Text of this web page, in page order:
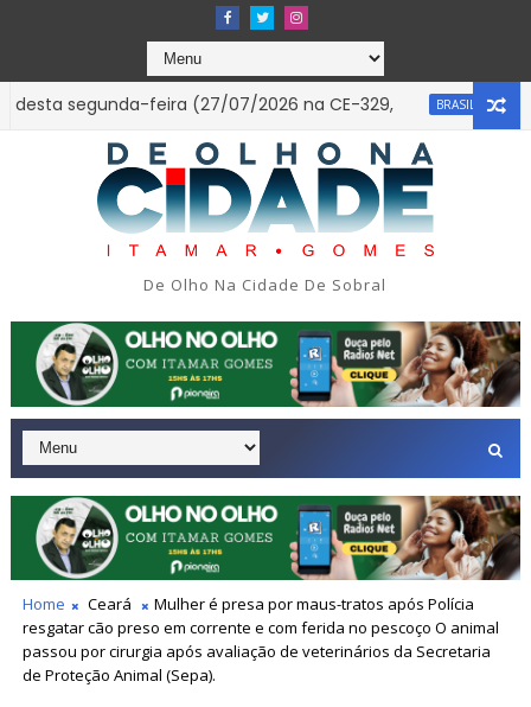
segunda-feira (27/07/2026 na CE-329,
A
na Zona Leste de São Paulo.
SOBRAL-CE INFORMATIVO
De Olho Na Cidade De Sobral
Home Ceará
Mulher é presa por maus-tratos após Polícia
resgatar cão preso em corrente e com ferida no pescoço O animal
passou por cirurgia após avaliação de veterinários da Secretaria
de Proteção Animal (Sepa).